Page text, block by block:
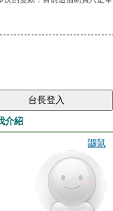
介紹
鼴鼠